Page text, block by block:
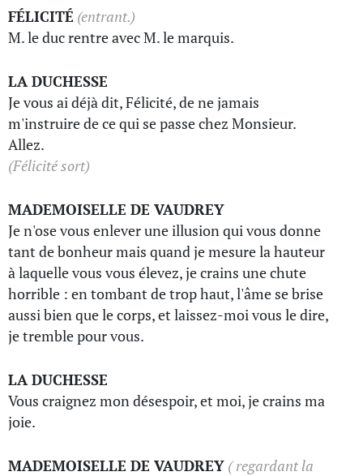
FÉLICITÉ (entrant.)
M. le duc rentre avec M. le marquis.
LA DUCHESSE
Je vous ai déjà dit, Félicité, de ne jamais
m'instruire de ce qui se passe chez Monsieur.
Allez.
(Félicité sort)
MADEMOISELLE DE VAUDREY
Je n'ose vous enlever une illusion qui vous donne
tant de bonheur mais quand je mesure la hauteur
à laquelle vous vous élevez, je crains une chute
horrible : en tombant de trop haut, l'âme se brise
aussi bien que le corps, et laissez-moi vous le dire,
je tremble pour vous.
LA DUCHESSE
Vous craignez mon désespoir, et moi, je crains ma
joie.
MADEMOISELLE DE VAUDREY ( regardant la